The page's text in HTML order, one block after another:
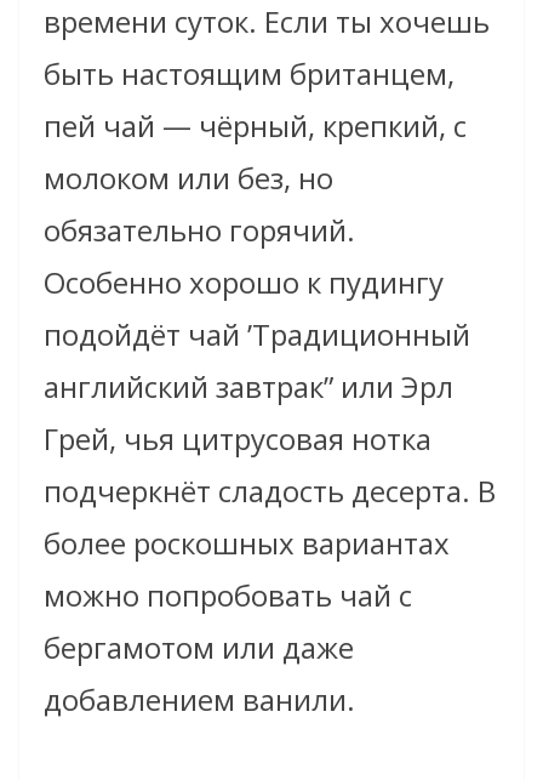
времени суток. Если ты хочешь
быть настоящим британцем,
пей чай — чёрный, крепкий, с
молоком или без, но
обязательно горячий.
Особенно хорошо к пудингу
подойдёт чай ’Традиционный
английский завтрак” или Эрл
Грей, чья цитрусовая нотка
подчеркнёт сладость десерта. В
более роскошных вариантах
можно попробовать чай с
бергамотом или даже
добавлением ванили.